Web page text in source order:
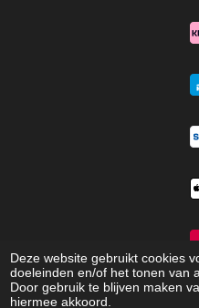
Deze website gebruikt cookies
doeleinden en/of het tonen van
Door gebruik te blijven maken
hiermee akkoord.
©Revived Vehicle Cosmetic Studio